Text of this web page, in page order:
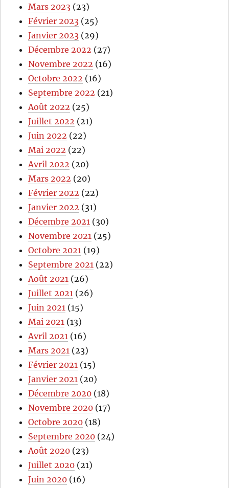
Mars 2023 (23)
Février 2023 (25)
Janvier 2023 (29)
Décembre 2022 (27)
Novembre 2022 (16)
Octobre 2022 (16)
Septembre 2022 (21)
Août 2022 (25)
Juillet 2022 (21)
Juin 2022 (22)
Mai 2022 (22)
Avril 2022 (20)
Mars 2022 (20)
Février 2022 (22)
Janvier 2022 (31)
Décembre 2021 (30)
Novembre 2021 (25)
Octobre 2021 (19)
Septembre 2021 (22)
Août 2021 (26)
Juillet 2021 (26)
Juin 2021 (15)
Mai 2021 (13)
Avril 2021 (16)
Mars 2021 (23)
Février 2021 (15)
Janvier 2021 (20)
Décembre 2020 (18)
Novembre 2020 (17)
Octobre 2020 (18)
Septembre 2020 (24)
Août 2020 (23)
Juillet 2020 (21)
Juin 2020 (16)